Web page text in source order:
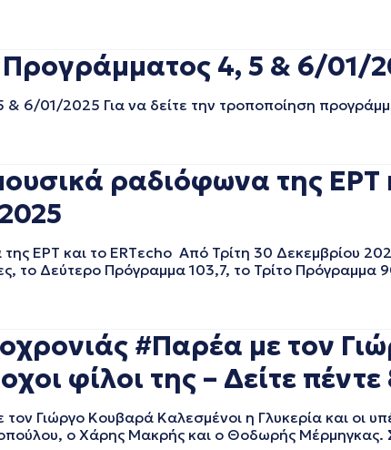
4, 5 & 6/01/
6/01/2025 Για να δείτε την τροποποίηση
ραδιόφωνα της ΕΡΤ
ΕΡΤ και το ERTεcho Από Τρίτη 30 Δεκεμβρίου
το Δεύτερο Πρόγραμμα 103,7, το Τρίτο
#Παρέα με τον
φίλοι της – Δείτε
Γιώργο Κουβαρά Καλεσμένοι η Γλυκερία και οι
ο Χάρης Μακρής και ο Θοδωρής Μέρμηγκας.